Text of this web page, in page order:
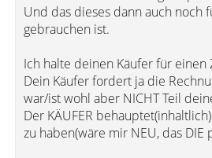
Und das dieses dann auch noch
gebrauchen ist.
Ich halte deinen Käufer für einen
Dein Käufer fordert ja die
war/ist wohl aber NICHT Teil
Der KÄUFER
zu haben(wäre mir NEU, das DIE